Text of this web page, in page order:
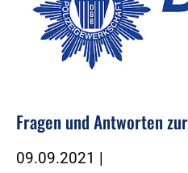
Fragen und Antworten
09.09.2021 |